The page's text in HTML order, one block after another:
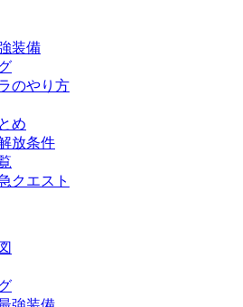
装備
のやり方
め
放条件
クエスト